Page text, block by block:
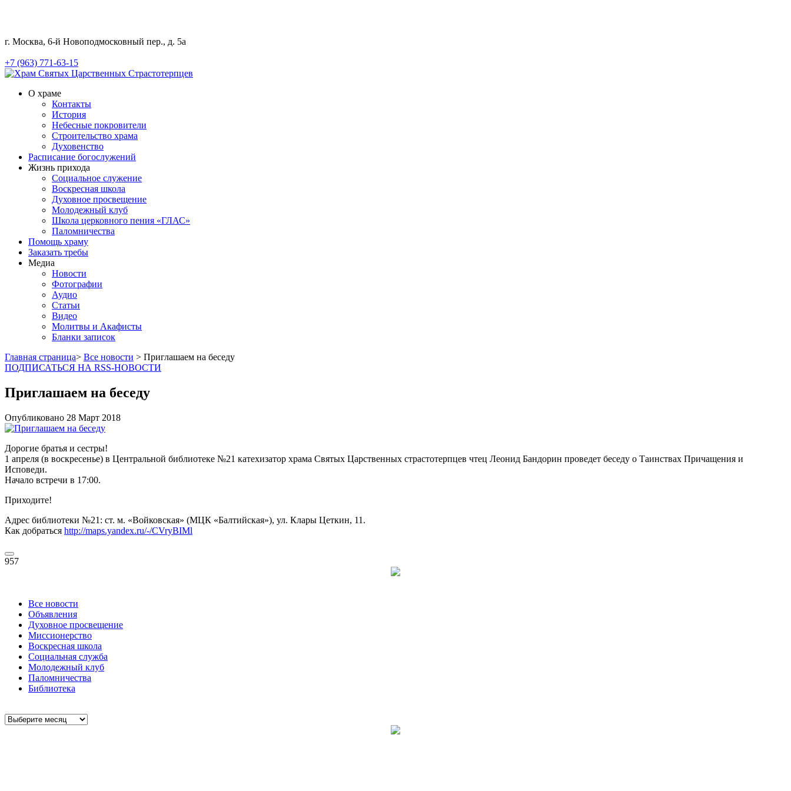
г. Москва, 6-й Новоподмосковный пер., д. 5а
+7 (963) 771-63-15
О храме
Контакты
История
Небесные покровители
Строительство храма
Духовенство
Расписание богослужений
Жизнь прихода
Социальное служение
Воскресная школа
Духовное просвещение
Молодежный клуб
Школа церковного пения «ГЛАС»
Паломничества
Помощь храму
Заказать требы
Медиа
Новости
Фотографии
Аудио
Статьи
Видео
Молитвы и Акафисты
Бланки записок
Главная страница> Все новости > Приглашаем на беседу
ПОДПИСАТЬСЯ НА RSS-НОВОСТИ
Приглашаем на беседу
Опубликовано 28 Март 2018
Дорогие братья и сестры!
1 апреля (в воскресенье) в Центральной библиотеке №21 катехизатор храма Святых Царственных страстотерпцев чтец Леонид Бандорин проведет беседу о Таинствах Причащения и
Исповеди.
Начало встречи в 17:00.
Приходите!
Адрес библиотеки №21: ст. м. «Войковская» (МЦК «Балтийская»), ул. Клары Цеткин, 11.
Как добраться http://maps.yandex.ru/-/CVryBIMl
957
Все новости
Объявления
Духовное просвещение
Миссионерство
Воскресная школа
Социальная служба
Молодежный клуб
Паломничества
Библиотека